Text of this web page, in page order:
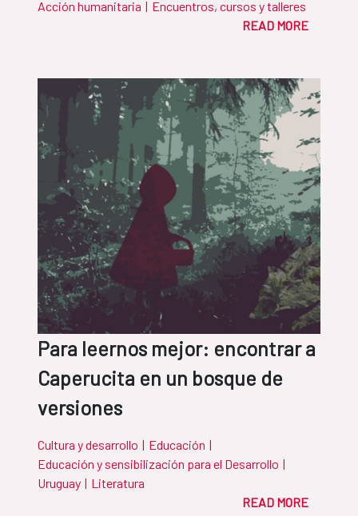
Acción humanitaria | Encuentros, cursos y talleres
READ MORE
Para leernos mejor: encontrar a
Caperucita en un bosque de
versiones
Cultura y desarrollo | Educación |
Educación y sensibilización para el Desarrollo |
Uruguay | Literatura
READ MORE